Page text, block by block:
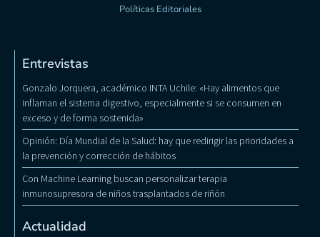
Políticas Editoriales
Entrevistas
Gonzalo Jorquera, académico INTA Uchile: «Hay alimentos que
inflaman el sistema digestivo, especialmente si se consumen en
exceso y de forma sostenida»
Opinión: Día Mundial de la Salud: hay que redirigir las prioridades a
la prevención y corrección de hábitos
Con Machine Learning buscan personalizar terapia
inmunosupresora de niños trasplantados de riñón
Actualidad